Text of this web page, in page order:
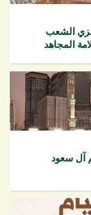
الشعب
المجاهد
آل سعود